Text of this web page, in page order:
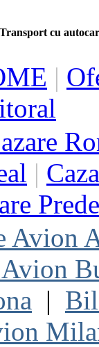
Transport cu
|
|
Avion
|